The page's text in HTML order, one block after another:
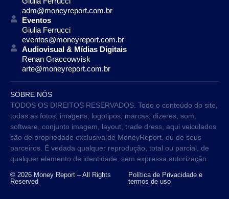
adm@moneyreport.com.br
Eventos
Giulia Ferrucci
eventos@moneyreport.com.br
Audiovisual & Mídias Digitais
Renan Graccowvisk
arte@moneyreport.com.br
SOBRE NÓS
TODOS OS DIREITOS RESERVADOS. Todo o conteúdo do site,
todas as fotos, imagens, logotipos, marcas, dizeres, som,
software, conjunto imagem, layout, trade dress, aqui veiculados
são de propriedade exclusiva de MoneyReport. ou de seus
parceiros. É vedada qualquer reprodução, total ou parcial, de
qualquer elemento de identidade, sem expressa autorização.
© 2026 Money Report – All Rights
Reserved
Política de Privacidade e
termos de uso